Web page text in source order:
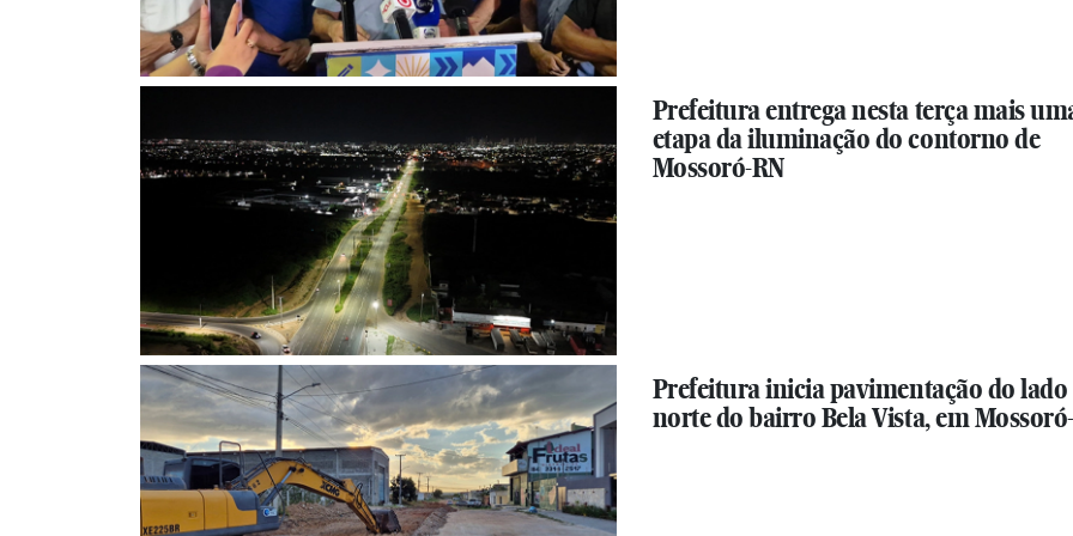
Prefeitura entrega nesta terça mais
etapa da iluminação do contorno de
Mossoró-RN
Prefeitura inicia pavimentação do lado
norte do bairro Bela Vista, em